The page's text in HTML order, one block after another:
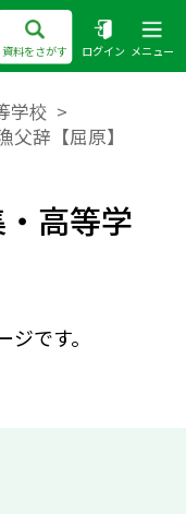
資料をさがす ログイン メニュー
学校
父辞【屈原】
高等学
です。